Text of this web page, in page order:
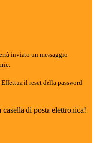
inviato un messaggio
il reset della password
di posta elettronica!